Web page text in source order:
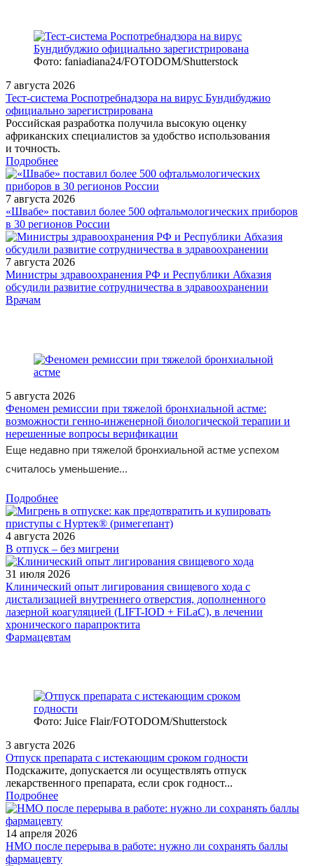
Фото: faniadiana24/FOTODOM/Shutterstock
7 августа 2026
Тест‑система Роспотребнадзора на вирус Бундибуджио
официально зарегистрирована
Российская разработка получила высокую оценку
африканских специалистов за удобство использования
и точность.
Подробнее
7 августа 2026
«Швабе» поставил более 500 офтальмологических приборов
в 30 регионов России
7 августа 2026
Министры здравоохранения РФ и Республики Абхазия
обсудили развитие сотрудничества в здравоохранении
/measures/IV-Nauchno-prakticheskaya-konferentsiya-v/
Врачам
5 августа 2026
Феномен ремиссии при тяжелой бронхиальной астме:
возможности генно-инженерной биологической терапии и
нерешенные вопросы верификации
Еще недавно при тяжелой бронхиальной астме успехом
считалось уменьшение...
Подробнее
4 августа 2026
В отпуск – без мигрени
31 июля 2026
Клинический опыт лигирования свищевого хода с
дистализацией внутреннего отверстия, дополненного
лазерной коагуляцией (LIFT-IOD + FiLaC), в лечении
хронического парапроктита
Фармацевтам
Фото: Juice Flair/FOTODOM/Shutterstoсk
3 августа 2026
Отпуск препарата с истекающим сроком годности
Подскажите, допускается ли осуществлять отпуск
лекарственного препарата, если срок годност...
Подробнее
14 апреля 2026
НМО после перерыва в работе: нужно ли сохранять баллы
фармацевту